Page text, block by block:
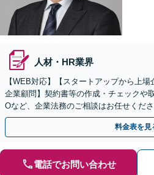
人材・HR業界
【WEB対応】【スタートアップから上
企業顧問】契約書等の作成・チェックや
Oなど、企業法務のご相談はお任せくだ
確に対応を進めてまいります。
料金表を見
電話でお問い合わせ